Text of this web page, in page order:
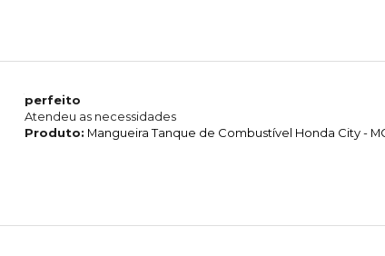
perfeito
Atendeu as necessidades
Produto: Mangueira Tanque de Combustível Honda City -